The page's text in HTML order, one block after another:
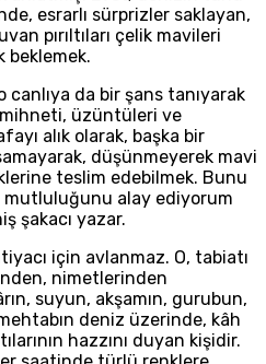
esrarlı sürprizler saklayan,
pırıltıları çelik mavileri
beklemek.
da bir şans tanıyarak
üzüntüleri ve
alık olarak, başka bir
düşünmeyerek mavi
teslim edebilmek. Bunu
mutluluğunu alay ediyorum
şakacı yazar.
için avlanmaz. O, tabiatı
nimetlerinden
suyun, akşamın, gurubun,
deniz üzerinde, kâh
hazzını duyan kişidir.